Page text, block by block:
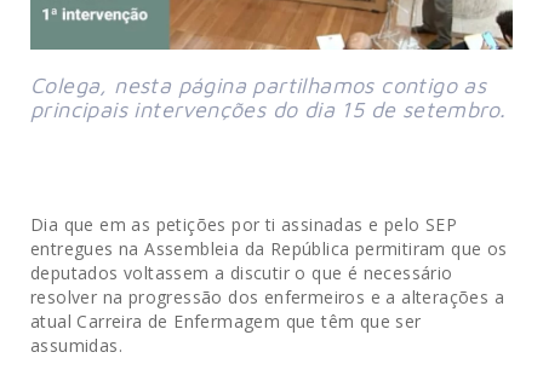
Colega, nesta página partilhamos contigo as
principais intervenções do dia 15 de setembro.
Dia que em as petições por ti assinadas e pelo SEP
entregues na Assembleia da República permitiram que os
deputados voltassem a discutir o que é necessário
resolver na progressão dos enfermeiros e a alterações a
atual Carreira de Enfermagem que têm que ser
assumidas.